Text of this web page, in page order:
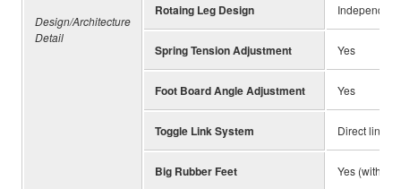
Design/Architecture
Detail
Rotaing Leg Design
Spring Tension Adjustment Yes
Foot Board Angle Adjustment Yes
Toggle Link System Direct link
Big Rubber Feet Yes (with